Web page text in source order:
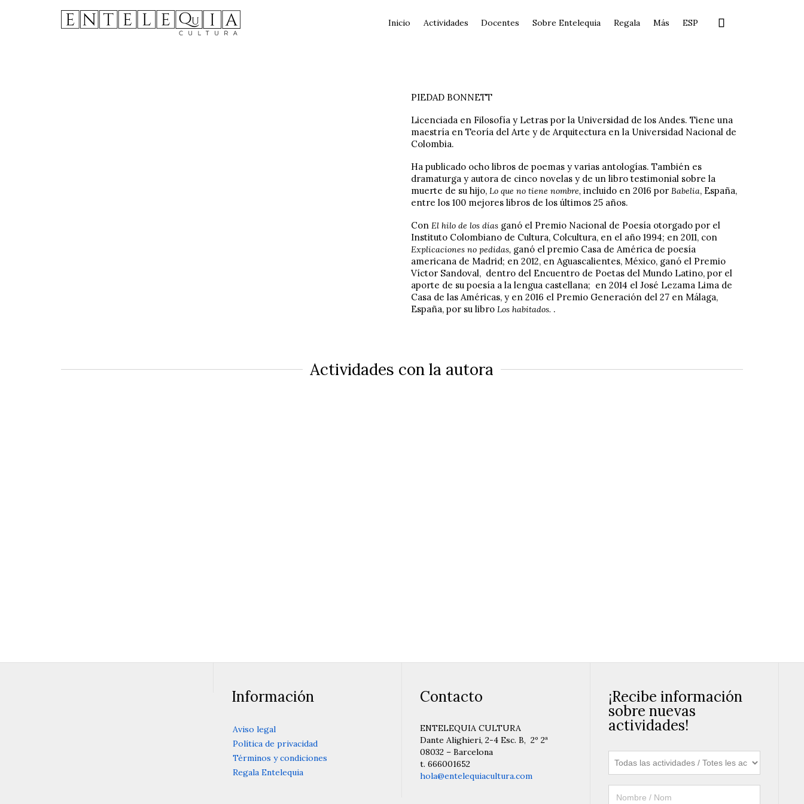
Inicio Actividades Docentes Sobre Entelequia Regala Más ESP 
PIEDAD BONNETT
Licenciada en Filosofía y Letras por la Universidad de los Andes. Tiene una
maestría en Teoría del Arte y de Arquitectura en la Universidad Nacional de
Colombia.
Ha publicado ocho libros de poemas y varias antologías. También es
dramaturga y autora de cinco novelas y de un libro testimonial sobre la
muerte de su hijo, Lo que no tiene nombre, incluido en 2016 por Babelia, España,
entre los 100 mejores libros de los últimos 25 años.
Con El hilo de los días ganó el Premio Nacional de Poesía otorgado por el
Instituto Colombiano de Cultura, Colcultura, en el año 1994; en 2011, con
Explicaciones no pedidas, ganó el premio Casa de América de poesía
americana de Madrid; en 2012, en Aguascalientes, México, ganó el Premio
Víctor Sandoval, dentro del Encuentro de Poetas del Mundo Latino, por el
aporte de su poesía a la lengua castellana; en 2014 el José Lezama Lima de
Casa de las Américas, y en 2016 el Premio Generación del 27 en Málaga,
España, por su libro Los habitados. .
Actividades con la autora
Información
Aviso legal
Política de privacidad
Términos y condiciones
Regala Entelequia
Contacto
ENTELEQUIA CULTURA
Dante Alighieri, 2-4 Esc. B, 2º 2ª
08032 – Barcelona
t. 666001652
hola@entelequiacultura.com
¡Recibe información
sobre nuevas
actividades!